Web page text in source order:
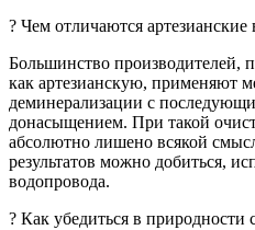
? Чем отличаются
Большинство
как артезианскую, применяют
деминерализации с
донасыщением. При такой
абсолютно лишено всякой
результатов можно добиться,
водопровода.
? Как убедиться в природности